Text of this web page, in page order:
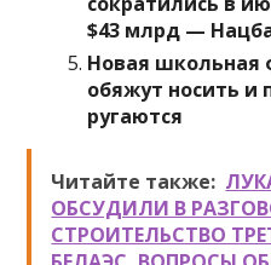
$43 млрд —
Новая школьная
обяжут носить и
ругаются
Читайте также:
ОБСУДИЛИ В
СТРОИТЕЛЬСТВО